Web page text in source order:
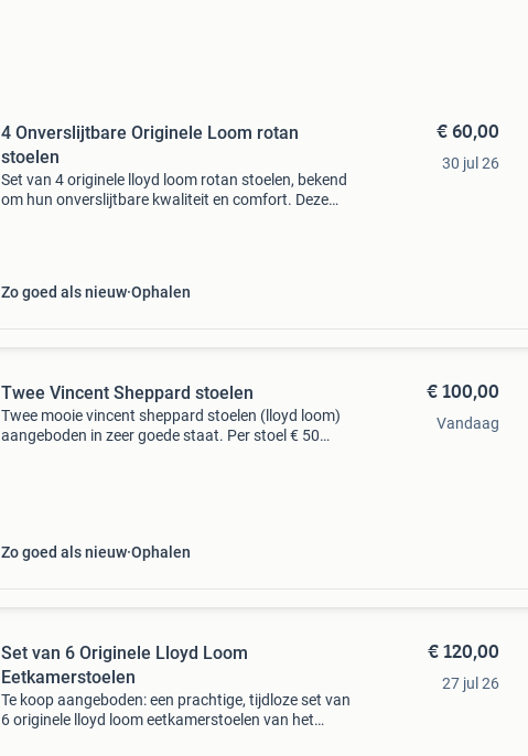
4 Onverslijtbare Originele Loom rotan
stoelen
Set van 4 originele lloyd loom rotan stoelen, bekend
om hun onverslijtbare kwaliteit en comfort. Deze
Zo goed als nieuw Ophalen
€ 60,00
30 jul 26
Twee Vincent Sheppard stoelen
Twee mooie vincent sheppard stoelen (lloyd loom)
aangeboden in zeer goede staat. Per stoel € 50
Zo goed als nieuw Ophalen
€ 100,00
Vandaag
Set van 6 Originele Lloyd Loom
Eetkamerstoelen
Te koop aangeboden: een prachtige, tijdloze set van
6 originele lloyd loom eetkamerstoelen van het
€ 120,00
27 jul 26